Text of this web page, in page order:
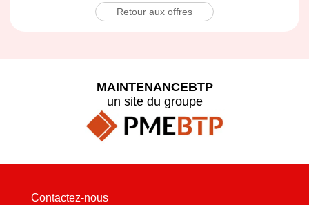
Retour aux offres
MAINTENANCEBTP
un site du groupe
Contactez-nous